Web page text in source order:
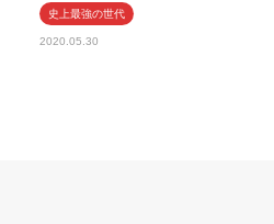
史上最強の世代
2020.05.30